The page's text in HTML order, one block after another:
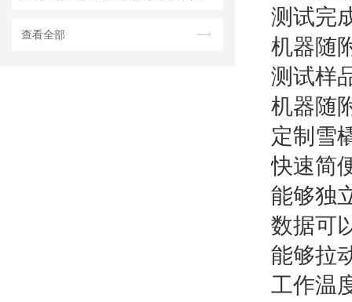
查看全部
测试完
机器随
测试样
机器随
定制雪
快速简
能够独
数据可
能够拉
工作温